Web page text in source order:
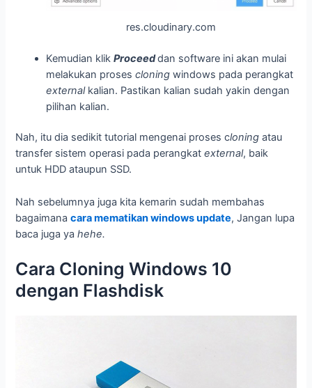
res.cloudinary.com
Kemudian klikProceeddan software ini akan mulai
melakukan prosescloning windows pada perangkat
externalkalian. Pastikan kalian sudah yakin dengan
pilihan kalian.
Nah, itu dia sedikit tutorial mengenai proses cloning atau
transfer sistem operasi pada perangkatexternal, baik
untuk HDD ataupun SSD.
Nah sebelumnya juga kita kemarin sudah membahas
bagaimanacara mematikan windows update, Jangan lupa
baca juga yahehe.
Cara Cloning Windows 10
dengan Flashdisk